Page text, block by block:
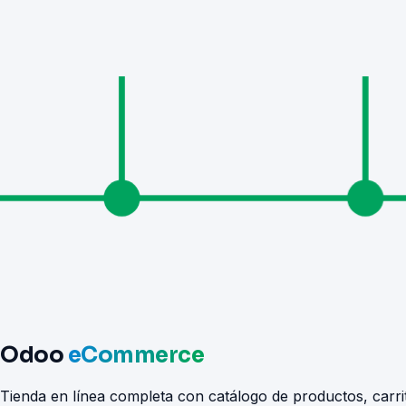
Odoo eCommerce
Tienda en línea completa con catálogo de productos,